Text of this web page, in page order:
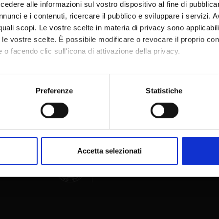
alle informazioni sul vostro dispositivo al fine di
e i contenuti, ricercare il pubblico e sviluppare i servizi.
scopi. Le vostre scelte in materia di privacy sono
vostre scelte. È possibile modificare o revocare il proprio
o facendo clic sull'icona di attivazione della privacy.
anche:
sulla tua posizione geografica, con un'approssimazione di
in qualsiasi momento dalla Dichiarazione sui cookie.
e social media, i quali potrebbero combinarle con altre
dei loro servizi.
Preferenze Statistiche
Accetta selezionati